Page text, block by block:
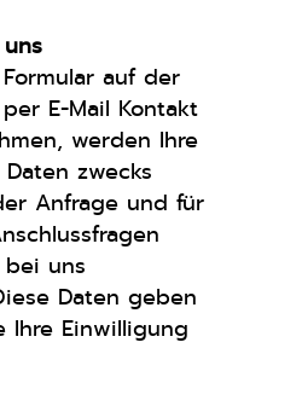
auf der
E-Mail Kontakt
werden Ihre
zwecks
Anfrage und für
uns
Daten geben
Ihre Einwilligung